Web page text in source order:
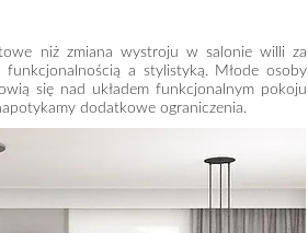
niż zmiana wystroju w salonie willi za
a stylistyką. Młode osoby
się nad układem funkcjonalnym pokoju
dodatkowe ograniczenia.